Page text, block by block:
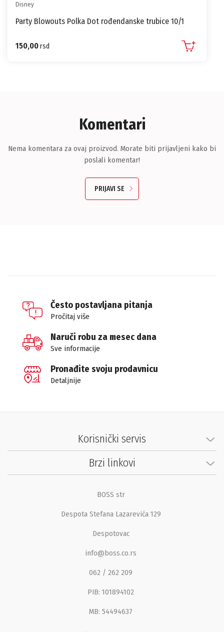
Disney
Party Blowouts Polka Dot rođendanske trubice 10/1
150,00rsd
Komentari
Nema komentara za ovaj proizvod. Morate biti prijavljeni kako bi
poslali komentar!
PRIJAVI SE
Često postavljana pitanja
Pročitaj više
Naruči robu za mesec dana
Sve informacije
Pronađite svoju prodavnicu
Detaljnije
Korisnički servis
Brzi linkovi
BOSS str
Despota Stefana Lazarevića 129
Despotovac
info@boss.co.rs
062 / 262 209
PIB: 101894102
MB: 54494637